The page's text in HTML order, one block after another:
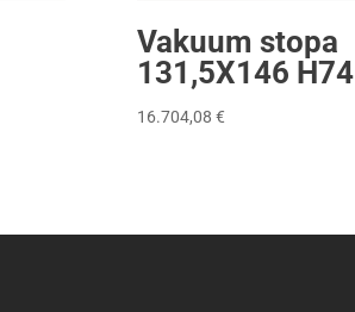
Vakuum stopa
131,5X146 H74
16.704,08 €